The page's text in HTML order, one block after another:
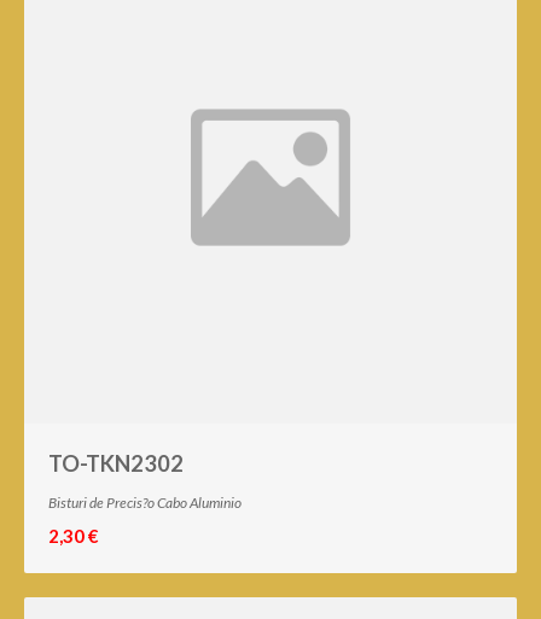
TO-TKN2302
Bisturi de Precis?o Cabo Aluminio
2,30 €